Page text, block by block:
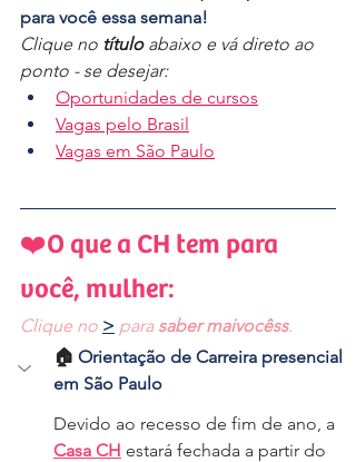
para você essa semana!
Clique no título abaixo e vá direto ao
ponto - se desejar:
Oportunidades de cursos
Vagas pelo Brasil
Vagas em São Paulo
❤️O que a CH tem para
você, mulher:
Clique no > para saber maivocêss.
🏠 Orientação de Carreira presencial
em São Paulo
Devido ao recesso de fim de ano, a
Casa CH estará fechada a partir do